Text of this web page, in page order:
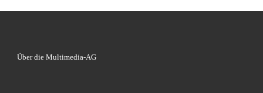
Über die Multimedia-AG